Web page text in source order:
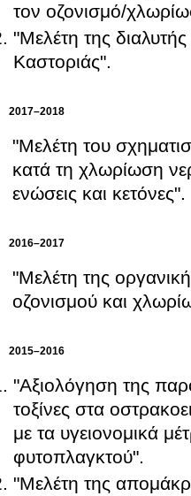
τον οζονισμό/
"Μελέτη της
Καστοριάς".
2017–2018
"Μελέτη του
κατά τη χλωρίωση
ενώσεις και κετόνες".
2016–2017
"Μελέτη της
οζονισμού και
2015–2016
"Αξιολόγηση της
τοξίνες στα
με τα υγειονομικά
φυτοπλαγκτού".
"Μελέτη της